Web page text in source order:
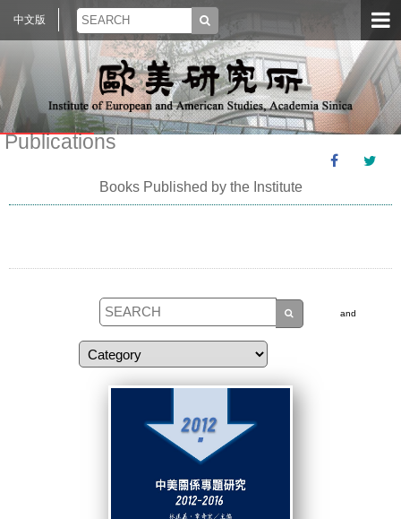
中文版
Publications
Books Published by the Institute
and